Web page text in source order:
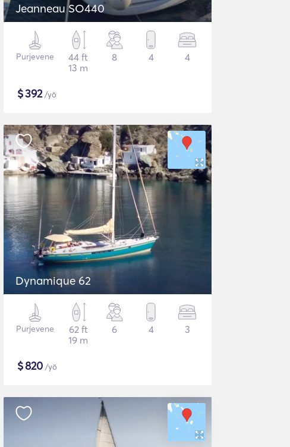
Jeanneau SO440
Purjevene
44 ft
13 m
8 4 4
$392/yö
Dynamique 62
Purjevene
62 ft
19 m
6 4 3
$820 /yö